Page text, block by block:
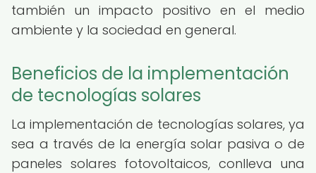
también un impacto positivo en el medio
ambiente y la sociedad en general.
Beneficios de la implementación
de tecnologías solares
La implementación de tecnologías solares, ya
sea a través de la energía solar pasiva o de
paneles solares fotovoltaicos, conlleva una